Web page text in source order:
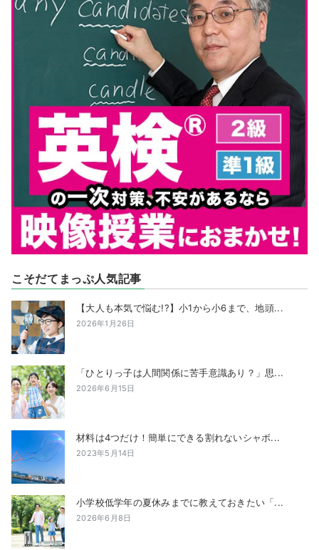
こそだてまっぷ人気記事
【大人も本気で悩む!?】小1から小6まで、地頭...
2026年1月26日
「ひとりっ子は人間関係に苦手意識あり？」思...
2026年6月15日
材料は4つだけ！簡単にできる割れないシャボ...
2023年5月14日
小学校低学年の夏休みまでに教えておきたい「...
2026年6月8日